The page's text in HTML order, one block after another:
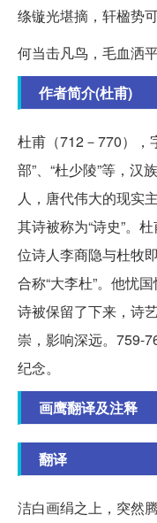
绦镟光堪摘，轩楹势可
何当击凡鸟，毛血洒平
作者简介(杜甫)
杜甫（712－770），
部”、“杜少陵”等，汉
人，唐代伟大的现实
其诗被称为“诗史”。
位诗人李商隐与杜牧
合称“大李杜”。他忧
诗被保留了下来，诗
崇，影响深远。759-
纪念。
画鹰翻译及注释
翻译
洁白画绢之上，突然